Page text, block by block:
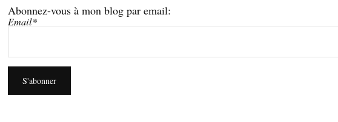
Abonnez-vous à mon blog par email:
Email*